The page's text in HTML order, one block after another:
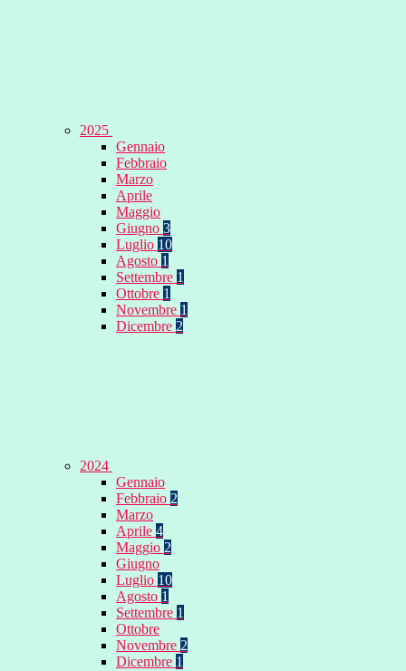
2025
Gennaio
Febbraio
Marzo
Aprile
Maggio
Giugno 3
Luglio 10
Agosto 1
Settembre 1
Ottobre 1
Novembre 1
Dicembre 2
2024
Gennaio
Febbraio 2
Marzo
Aprile 4
Maggio 2
Giugno
Luglio 10
Agosto 1
Settembre 1
Ottobre
Novembre 2
Dicembre 1